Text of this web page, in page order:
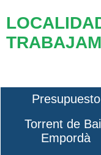
Presupuesto
Torrent de
Empordà